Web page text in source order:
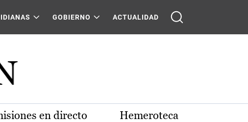
GOBIERNO ACTUALIDAD
en directo Hemeroteca